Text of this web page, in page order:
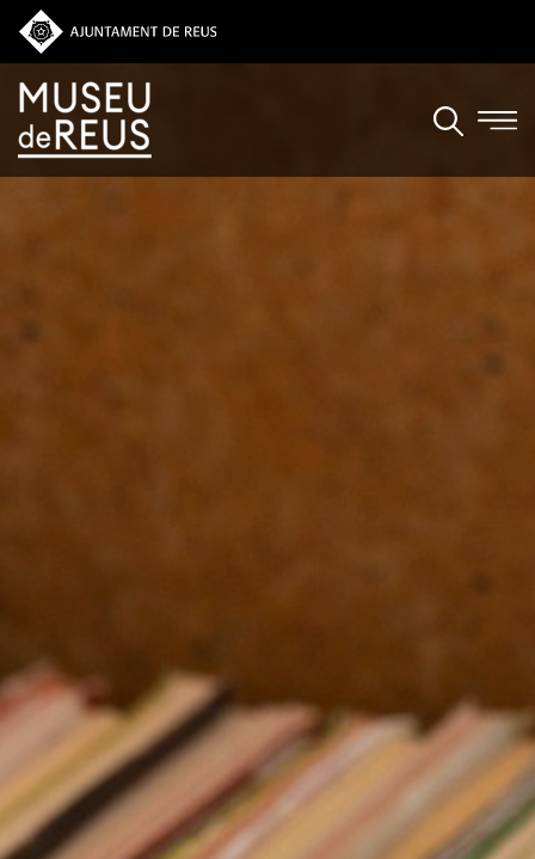
Vés al contingut